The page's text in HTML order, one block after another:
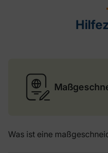
Was ist eine